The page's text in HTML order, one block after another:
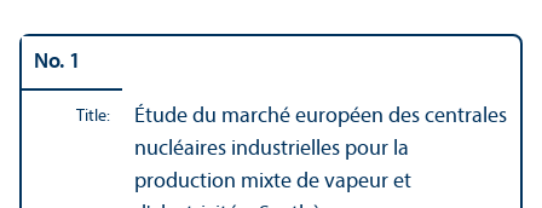
No. 1
Title:
Étude du marché européen des centrales
nucléaires industrielles pour la
production mixte de vapeur et